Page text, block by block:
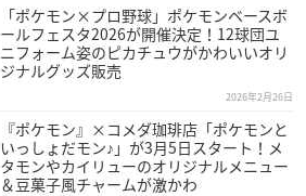
「ポケモン×プロ野球」ポケモンベースボ
ールフェスタ2026が開催決定！12球団ユ
ニフォーム姿のピカチュウがかわいいオリ
ジナルグッズ販売
2026年2月26日
『ポケモン』×コメダ珈琲店「ポケモンと
いっしょだモン♪」が3月5日スタート！メ
タモンやカイリューのオリジナルメニュー
＆豆菓子風チャームが激かわ